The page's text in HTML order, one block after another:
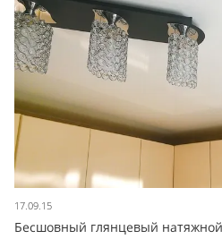
17.09.15
Бесшовный глянцевый